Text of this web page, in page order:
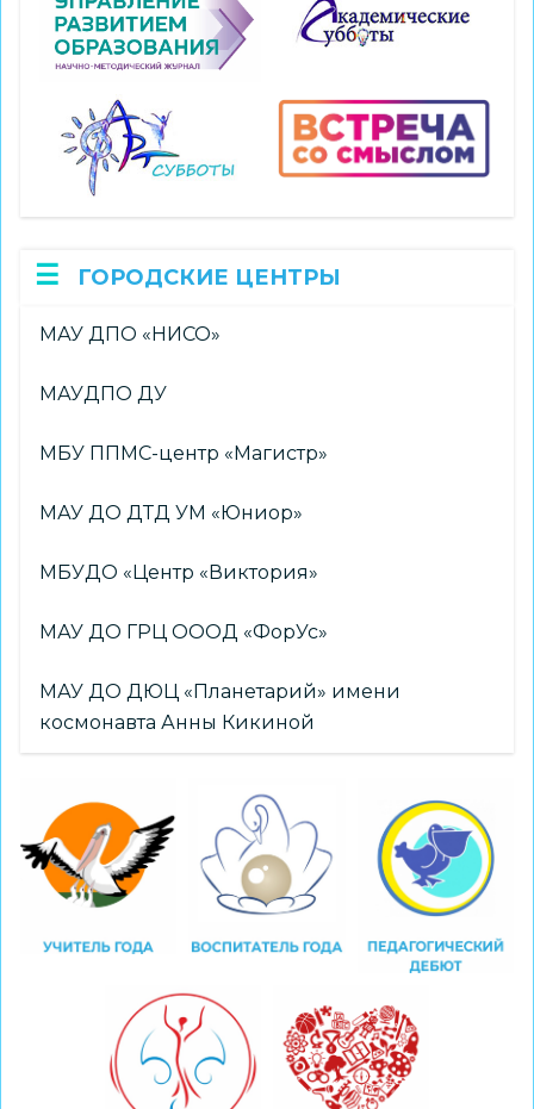
ГОРОДСКИЕ ЦЕНТРЫ
МАУ ДПО «НИСО»
МАУДПО ДУ
МБУ ППМС-центр «Магистр»
МАУ ДО ДТД УМ «Юниор»
МБУДО «Центр «Виктория»
МАУ ДО ГРЦ ОООД «ФорУс»
МАУ ДО ДЮЦ «Планетарий» имени
космонавта Анны Кикиной